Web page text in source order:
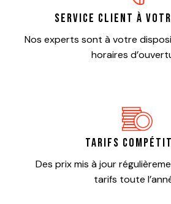
Service client à
Nos experts sont à votre
horaires
Tarifs
Des prix mis à jour
tarifs toute